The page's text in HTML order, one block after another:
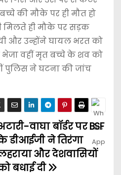
की मौके पर ही मौत हो
मिलते ही मौके पर सड़क
और उन्होंने घायल भरत को
वहीं मृत बच्चे के शव को
पुलिस ने घटना की जांच
वाघा बॉर्डर पर BSF
डीआईजी ने तिरंगा
और देशवासियों
बधाई दी